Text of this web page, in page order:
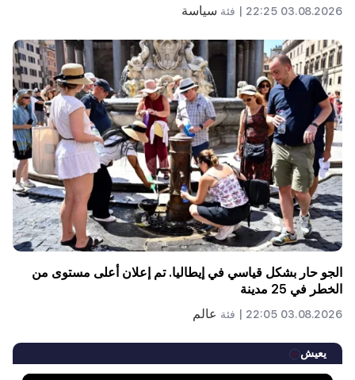
03.08.2026 22:25 | فئة سياسة
الجو حار بشكل قياسي في إيطاليا. تم إعلان أعلى مستوى من
الخطر في 25 مدينة
03.08.2026 22:05 | فئة عالم
يعيش